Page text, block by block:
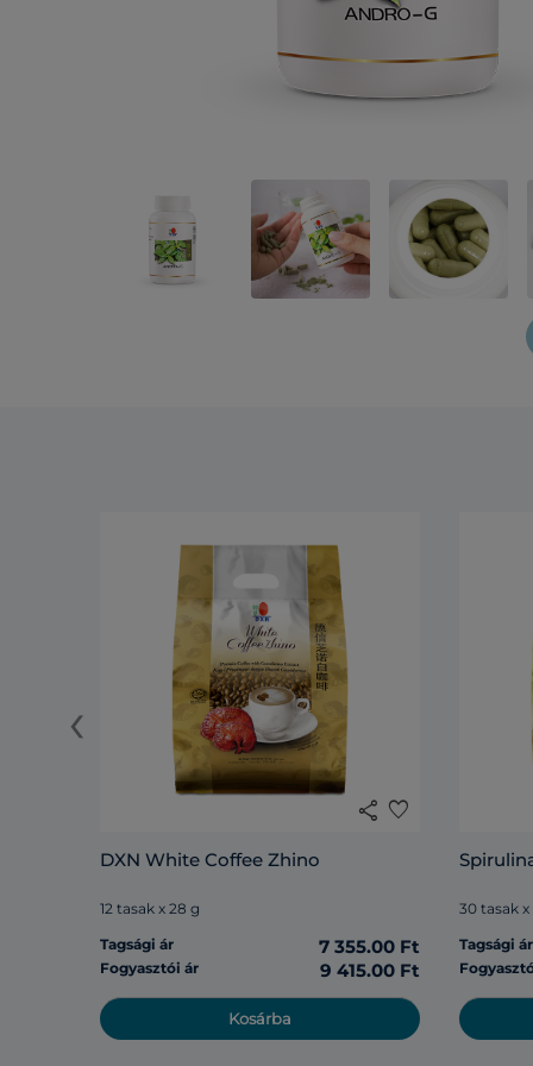
share favorite
DXN White Coffee Zhino
12 tasak x 28 g
Tagsági ár
7 355.00 Ft
Fogyasztói ár 9 415.00 Ft
Kosárba
30 tasak x
Tagsági ár
‹